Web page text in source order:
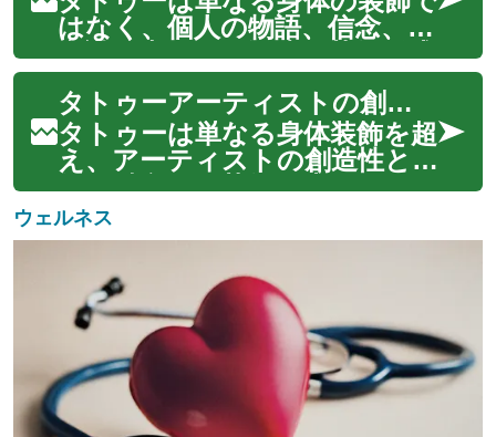
性を永続的に刻み込むこの古く
からの実践は、現代社会におい
てもその魅力を...
はなく、個人の物語、信念、美
意識を表現する深遠な芸術形式
です。肌に刻まれるインク
は、時代を超えて多様な文化や
社会で重要な役割を果たしてき
ました。現代において、タト
ゥーは自己表現の強力な手段と
して広く認識され...
タトゥーアーティストの創造性
タトゥーは単なる身体装飾を超
え、アーティストの創造性と技
術が融合した芸術形式です。そ
れぞれのデザインは、個人の
物語や感情、文化的な背景を反
ャンバス上で独自の表現を追求
します。タトゥーアーティス
トは、インク、針...
ウェルネス